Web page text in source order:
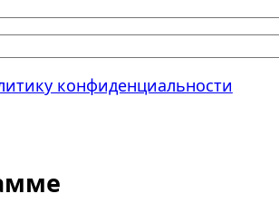
конфиденциальности